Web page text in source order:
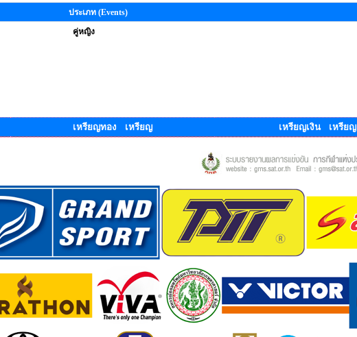
ประเภท (Events)
คู่หญิง
เหรียญทอง เหรียญ เหรียญเงิน เหรียญ